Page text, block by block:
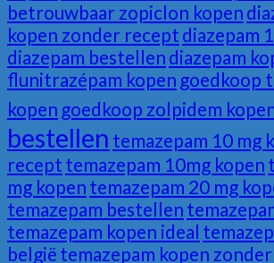
betrouwbaar zopiclon kopen
kopen zonder recept diazepam
diazepam bestellen diazepam
flunitrazépam kopen goedkoop
kopen goedkoop zolpidem
bestellen temazepam 10 mg
recept temazepam 10mg kopen
mg kopen temazepam 20 mg
temazepam bestellen
temazepam kopen ideal
belgië temazepam kopen